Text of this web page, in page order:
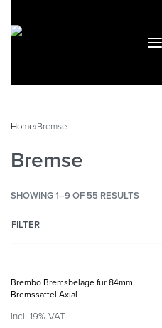
Home›Bremse
Bremse
SHOWING 1–9 OF 55 RESULTS
FILTER
Brembo Bremsbeläge für 84mm
Bremssattel Axial
incl. 19% VAT